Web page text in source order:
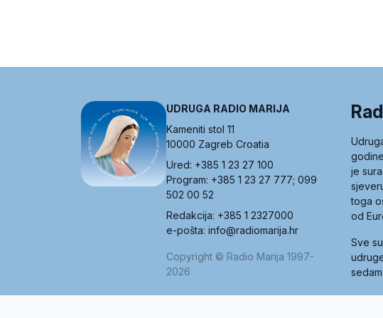
UDRUGA RADIO MARIJA
Kameniti stol 11
10000 Zagreb Croatia
Ured: +385 1 23 27 100
Program: +385 1 23 27 777; 099
502 00 52
Redakcija: +385 1 2327000
e-pošta: info@radiomarija.hr
Copyright © Radio Marija 1997-
2026
je
toga
od
Sve